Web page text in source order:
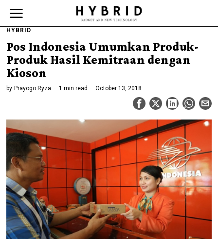
HYBRID
Pos Indonesia Umumkan Produk-
Produk Hasil Kemitraan dengan
Kioson
by Prayogo Ryza 1 min read October 13, 2018